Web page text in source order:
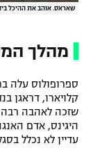
שאראס. אוהב את ההיכל
מהלך
ספרופולוס עלה
קלויארו, דראגן
שזכה לאהבה רבה
היגינס, אדם
עדיין לא נכלל